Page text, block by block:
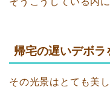
帰宅の遅いデボラ
その光景はとても美